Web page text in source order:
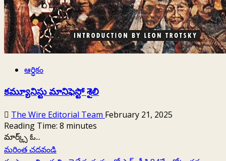
ఆర్థికం
కమ్యూనిస్టు మానిఫెస్టో శైలి
The Wire Editorial Team February 21, 2025
Reading Time: 8 minutes
మార్క్స్‌ ఓ...
మరింత చదవండిRead